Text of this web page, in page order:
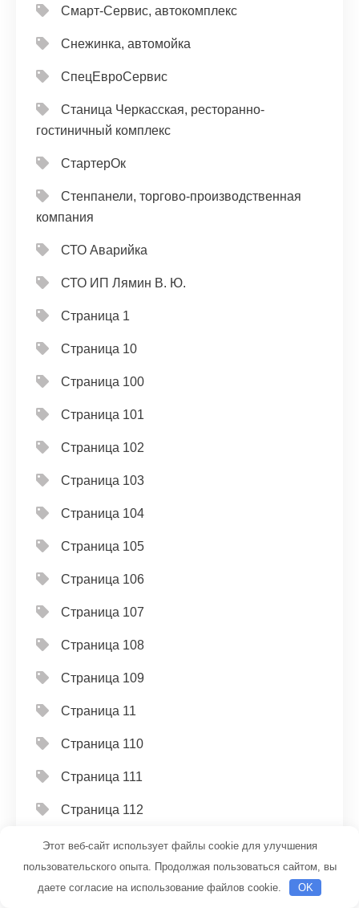
Смарт-Сервис, автокомплекс
Снежинка, автомойка
СпецЕвроСервис
Станица Черкасская, ресторанно-
гостиничный комплекс
СтартерОк
Стенпанели, торгово-производственная
компания
СТО Аварийка
СТО ИП Лямин В. Ю.
Страница 1
Страница 10
Страница 100
Страница 101
Страница 102
Страница 103
Страница 104
Страница 105
Страница 106
Страница 107
Страница 108
Страница 109
Страница 11
Страница 110
Страница 111
Страница 112
Страница 113
Этот веб-сайт использует файлы cookie для улучшения
пользовательского опыта. Продолжая пользоваться сайтом, вы
даете согласие на использование файлов cookie.
OK